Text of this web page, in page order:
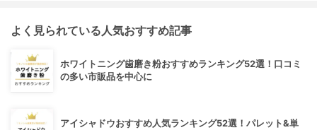
よく見られている人気おすすめ記事
ホワイトニング歯磨き粉おすすめランキング52選！口コミ
の多い市販品を中心に
アイシャドウおすすめ人気ランキング52選！パレット&単